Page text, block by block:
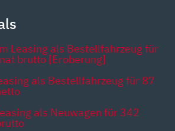
Leasing als Bestellfahrzeug für
brutto [Eroberung]
als Bestellfahrzeug für 87
als Neuwagen für 342